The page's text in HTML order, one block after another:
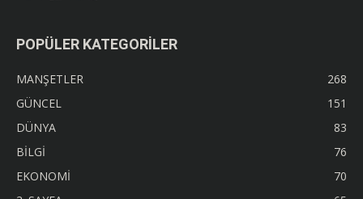
POPÜLER KATEGORİLER
MANŞETLER
268
GÜNCEL
151
DÜNYA
83
BİLGİ
76
EKONOMİ
70